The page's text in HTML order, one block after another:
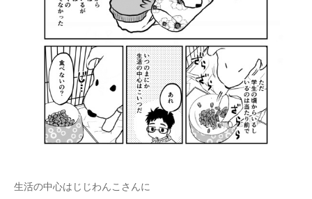
生活の中心はじじわんこさんに